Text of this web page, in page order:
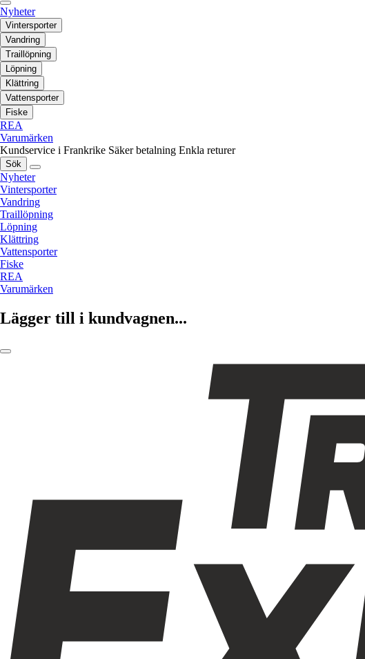
Nyheter
Vintersporter
Vandring
Traillöpning
Löpning
Klättring
Vattensporter
Fiske
REA
Varumärken
Kundservice i Frankrike Säker betalning Enkla returer
Sök
Nyheter
Vintersporter
Vandring
Traillöpning
Löpning
Klättring
Vattensporter
Fiske
REA
Varumärken
Lägger till i kundvagnen...